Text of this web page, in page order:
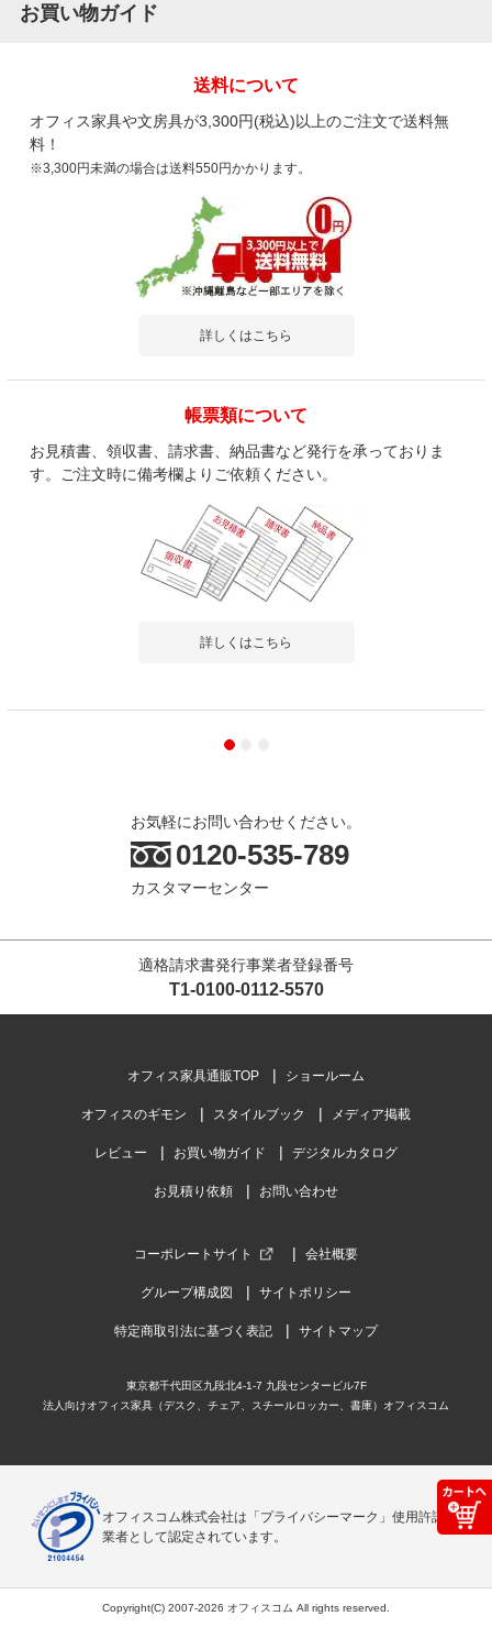
お買い物ガイド
送料について
オフィス家具や文房具が3,300円(税込)以上のご注文で送料無
料！
※3,300円未満の場合は送料550円かかります。
詳しくはこちら
帳票類について
お見積書、領収書、請求書、納品書など発行を承っておりま
す。ご注文時に備考欄よりご依頼ください。
詳しくはこちら
お気軽にお問い合わせください。
0120-535-789
カスタマーセンター
適格請求書発行事業者登録番号
T1-0100-0112-5570
オフィス家具通販TOP ショールーム
オフィスのギモン スタイルブック メディア掲載
レビュー お買い物ガイド デジタルカタログ
お見積り依頼 お問い合わせ
コーポレートサイト 会社概要
グループ構成図 サイトポリシー
特定商取引法に基づく表記 サイトマップ
東京都千代田区九段北4-1-7 九段センタービル7F
法人向けオフィス家具（デスク、チェア、スチールロッカー、書庫）オフィスコム
オフィスコム株式会社は「プライバシーマーク」使用許諾事
業者として認定されています。
Copyright(C) 2007-2026 オフィスコム All rights reserved.